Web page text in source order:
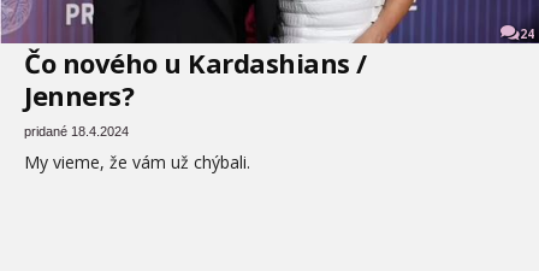
24
Čo nového u Kardashians /
Jenners?
pridané 18.4.2024
My vieme, že vám už chýbali.